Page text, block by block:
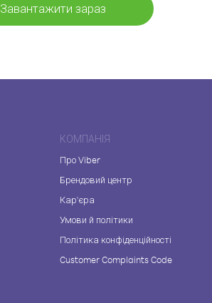
Завантажити зараз
КОМПАНІЯ
Про Viber
Брендовий центр
Кар'єра
Умови й політики
Політика конфіденційності
Customer Complaints Code